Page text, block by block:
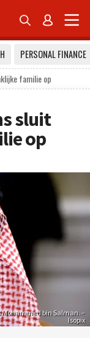
 
PERSONAL FINANCE
familie op
sluit
op
Mohammed bin Salman. –
Isopix